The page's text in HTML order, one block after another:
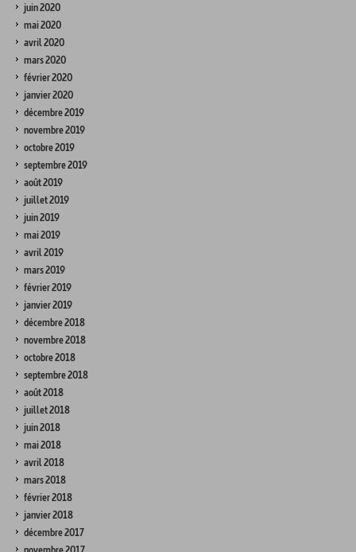
juin 2020
mai 2020
avril 2020
mars 2020
février 2020
janvier 2020
décembre 2019
novembre 2019
octobre 2019
septembre 2019
août 2019
juillet 2019
juin 2019
mai 2019
avril 2019
mars 2019
février 2019
janvier 2019
décembre 2018
novembre 2018
octobre 2018
septembre 2018
août 2018
juillet 2018
juin 2018
mai 2018
avril 2018
mars 2018
février 2018
janvier 2018
décembre 2017